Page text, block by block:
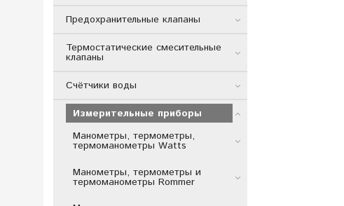
Предохранительные клапаны
Термостатические смесительные
клапаны
Счётчики воды
Измерительные приборы
Манометры, термометры,
термоманометры Watts
Манометры, термометры и
термоманометры Rommer